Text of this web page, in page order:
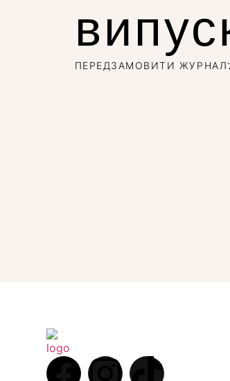
ПЕРЕДЗАМОВИТИ ЖУРНАЛ